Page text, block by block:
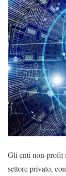
Gli enti non-profit
settore privato,